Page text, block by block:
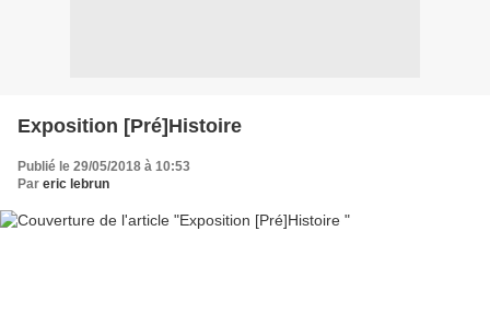
Exposition [Pré]Histoire
Publié le 29/05/2018 à 10:53
Par eric lebrun